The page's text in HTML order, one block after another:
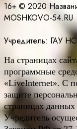
16+ © 2020
MOSHKOVO-54.RU
Учредитель: ГАУ
На страницах
программные
«LiveInternet». С
защите
страницах данных
Учредитель